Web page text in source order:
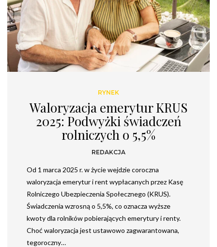
RYNEK
Waloryzacja emerytur KRUS
2025: Podwyżki świadczeń
rolniczych o 5,5%
REDAKCJA
Od 1 marca 2025 r. w życie wejdzie coroczna
waloryzacja emerytur i rent wypłacanych przez Kasę
Rolniczego Ubezpieczenia Społecznego (KRUS).
Świadczenia wzrosną o 5,5%, co oznacza wyższe
kwoty dla rolników pobierających emerytury i renty.
Choć waloryzacja jest ustawowo zagwarantowana,
tegoroczny…